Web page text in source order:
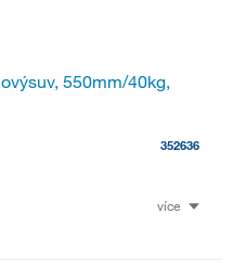
550mm/40kg,
352636
více